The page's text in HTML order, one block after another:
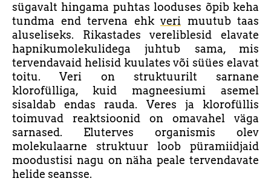
sügavalt hingama puhtas looduses õpib keha
tundma end tervena ehk veri muutub taas
aluseliseks. Rikastades vereliblesid elavate
hapnikumolekulidega juhtub sama, mis
tervendavaid helisid kuulates või süües elavat
toitu. Veri on struktuurilt sarnane
klorofülliga, kuid magneesiumi asemel
sisaldab endas rauda. Veres ja klorofüllis
toimuvad reaktsioonid on omavahel väga
sarnased. Eluterves organismis olev
molekulaarne struktuur loob püramiidjaid
moodustisi nagu on näha peale tervendavate
helide seansse.